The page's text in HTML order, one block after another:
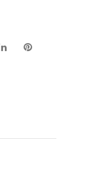
LinkedIn